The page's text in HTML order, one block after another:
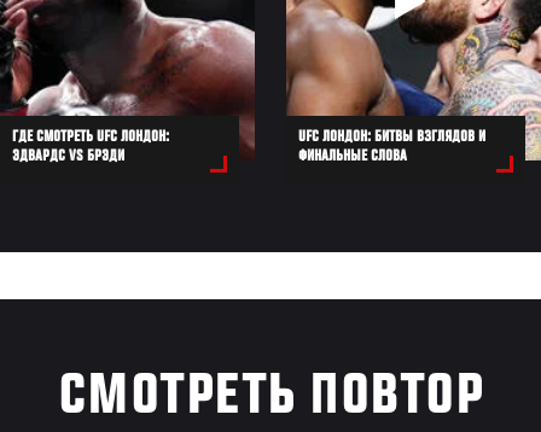
ГДЕ СМОТРЕТЬ UFC ЛОНДОН:
ЭДВАРДС VS БРЭДИ
UFC ЛОНДОН: БИТВЫ ВЗГЛЯДОВ И
ФИНАЛЬНЫЕ СЛОВА
СМОТРЕТЬ ПОВТОР